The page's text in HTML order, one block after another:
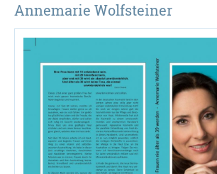
Annemarie Wolfsteiner